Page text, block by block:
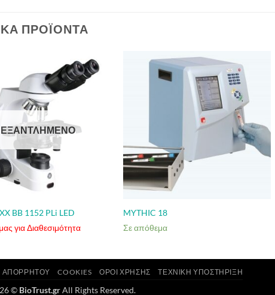
ΠΡΟΪΌΝΤΑ
ΕΞΑΝΤΛΗΜΈΝΟ
BB 1152 PLi LED
για Διαθεσιμότητα
MYTHIC 18
Σε απόθεμα
ΑΠΟΡΡΉΤΟΥ COOKIES ΌΡΟΙ ΧΡΉΣΗΣ ΤΕΧΝΙΚΉ ΥΠΟΣΤΉΡΙΞΗ
© BioTrust.grAll Rights Reserved.